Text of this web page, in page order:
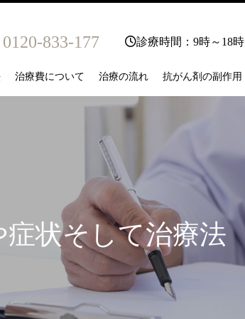
0120-833-177 診療時間：9時～18時
治療費について 治療の流れ 抗がん剤の副作用
状そして治療法